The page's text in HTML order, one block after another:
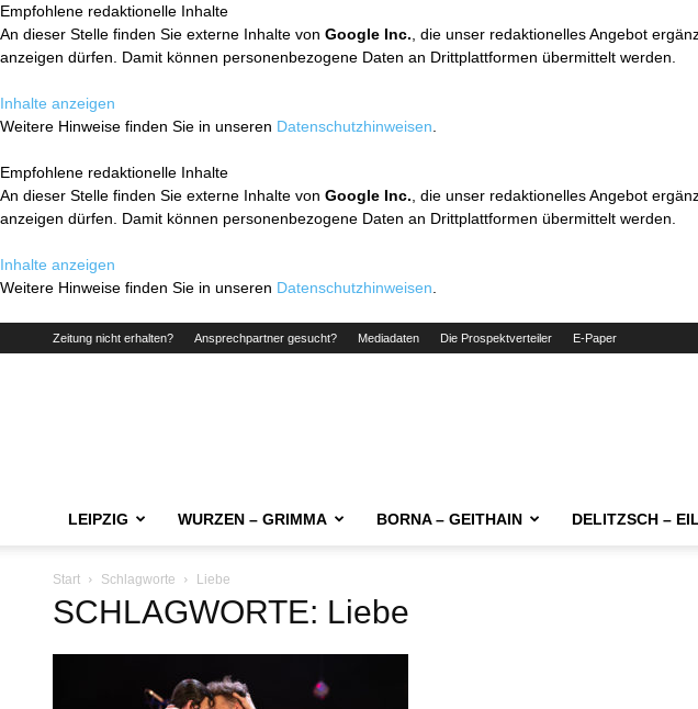
Empfohlene redaktionelle Inhalte
An dieser Stelle finden Sie externe Inhalte von Google Inc. , die unser redaktionelles Angebot
anzeigen dürfen. Damit können personenbezogene Daten an Drittplattformen übermittelt werden.
Inhalte anzeigen
Weitere Hinweise finden Sie in unseren Datenschutzhinweisen
Empfohlene redaktionelle Inhalte
An dieser Stelle finden Sie externe Inhalte von Google Inc. , die unser redaktionelles Angebot
anzeigen dürfen. Damit können personenbezogene Daten an Drittplattformen übermittelt werden.
Inhalte anzeigen
Weitere Hinweise finden Sie in unseren Datenschutzhinweisen
Zeitung nicht erhalten? Ansprechpartner gesucht? Mediadaten Die Prospektverteiler E-Paper
LEIPZIG WURZEN – GRIMMA BORNA – GEITHAIN DELITZSCH –
Start Schlagworte Liebe
SCHLAGWORTE: Liebe